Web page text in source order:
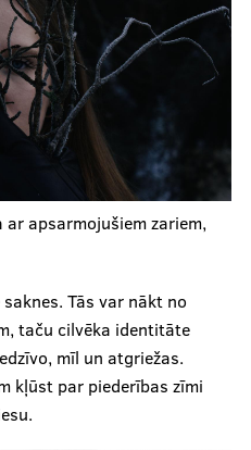
apsarmojušiem zariem,
Tās var nākt no
taču cilvēka identitāte
mīl un atgriežas.
kļūst par piederības zīmi